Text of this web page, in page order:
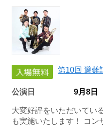
第10回 避難
公演日 9月8日
大変好評をいただいてい
も実施いたします！ コン